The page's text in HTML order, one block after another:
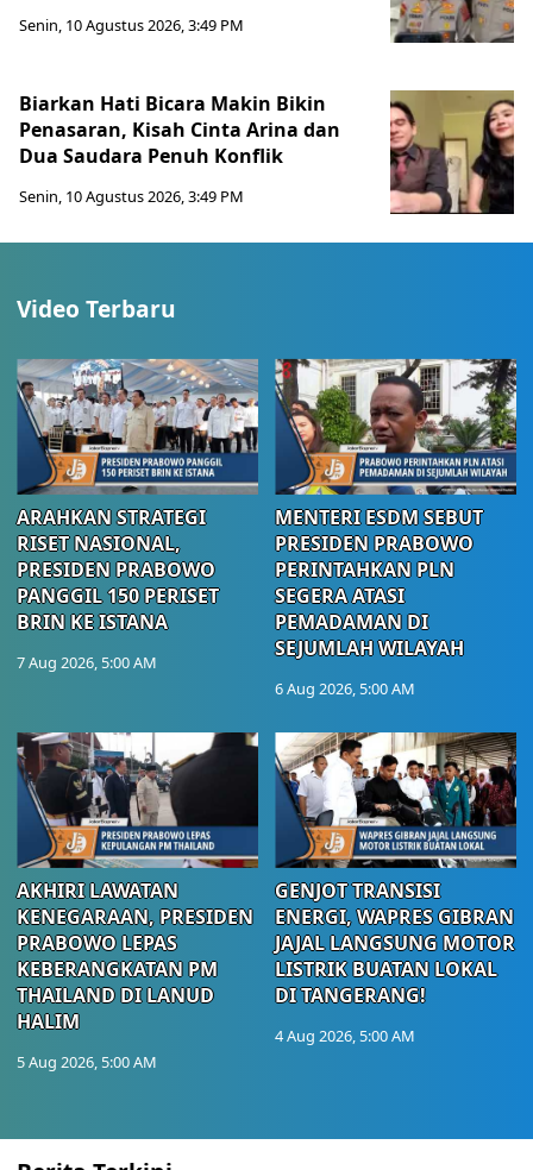
Senin, 10 Agustus 2026, 3:49 PM
Biarkan Hati Bicara Makin Bikin
Penasaran, Kisah Cinta Arina dan
Dua Saudara Penuh Konflik
Senin, 10 Agustus 2026, 3:49 PM
Video Terbaru
ARAHKAN STRATEGI
RISET NASIONAL,
PRESIDEN PRABOWO
PANGGIL 150 PERISET
BRIN KE ISTANA
7 Aug 2026, 5:00 AM
MENTERI ESDM SEBUT
PRESIDEN PRABOWO
PERINTAHKAN PLN
SEGERA ATASI
PEMADAMAN DI
SEJUMLAH WILAYAH
6 Aug 2026, 5:00 AM
AKHIRI LAWATAN
KENEGARAAN, PRESIDEN
PRABOWO LEPAS
KEBERANGKATAN PM
THAILAND DI LANUD
HALIM
5 Aug 2026, 5:00 AM
GENJOT TRANSISI
ENERGI, WAPRES GIBRAN
JAJAL LANGSUNG MOTOR
LISTRIK BUATAN LOKAL
DI TANGERANG!
4 Aug 2026, 5:00 AM